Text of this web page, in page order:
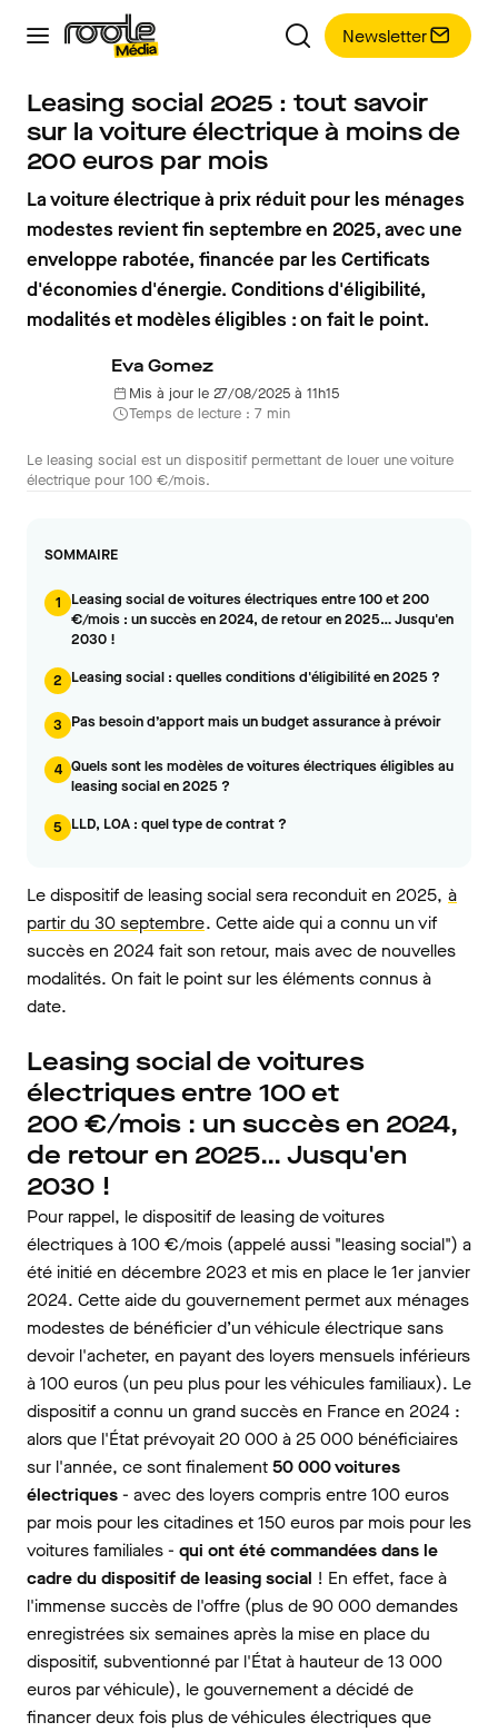
Newsletter
Leasing social 2025 : tout savoir
sur la voiture électrique à moins de
200 euros par mois
La voiture électrique à prix réduit pour les ménages
modestes revient fin septembre en 2025, avec une
enveloppe rabotée, financée par les Certificats
d'économies d'énergie. Conditions d'éligibilité,
modalités et modèles éligibles : on fait le point.
Eva Gomez
Mis à jour le 27/08/2025 à 11h15
Temps de lecture : 7 min
Le leasing social est un dispositif permettant de louer une voiture
électrique pour 100 €/mois.
SOMMAIRE
1
Leasing social de voitures électriques entre 100 et 200
€/mois : un succès en 2024, de retour en 2025… Jusqu'en
2030 !
2 Leasing social : quelles conditions d'éligibilité en 2025 ?
3 Pas besoin d’apport mais un budget assurance à prévoir
4 Quels sont les modèles de voitures électriques éligibles au
leasing social en 2025 ?
5 LLD, LOA : quel type de contrat ?
Le dispositif de leasing social sera reconduit en 2025, à
partir du 30 septembre. Cette aide qui a connu un vif
succès en 2024 fait son retour, mais avec de nouvelles
modalités. On fait le point sur les éléments connus à
date.
Leasing social de voitures
électriques entre 100 et
200 €/mois : un succès en 2024,
de retour en 2025… Jusqu'en
2030 !
Pour rappel, le dispositif de leasing de voitures
électriques à 100 €/mois (appelé aussi "leasing social") a
été initié en décembre 2023 et mis en place le 1er janvier
2024. Cette aide du gouvernement permet aux ménages
modestes de bénéficier d’un véhicule électrique sans
devoir l'acheter, en payant des loyers mensuels inférieurs
à 100 euros (un peu plus pour les véhicules familiaux). Le
dispositif a connu un grand succès en France en 2024 :
alors que l'État prévoyait 20 000 à 25 000 bénéficiaires
sur l'année, ce sont finalement50 000 voitures
électriques- avec des loyers compris entre 100 euros
par mois pour les citadines et 150 euros par mois pour les
voitures familiales - qui ont été commandées dans le
cadre du dispositif de leasing social ! En effet, face à
l'immense succès de l'offre (plus de 90 000 demandes
enregistrées six semaines après la mise en place du
dispositif, subventionné par l'État à hauteur de 13 000
euros par véhicule), le gouvernement a décidé de
financer deux fois plus de véhicules électriques que